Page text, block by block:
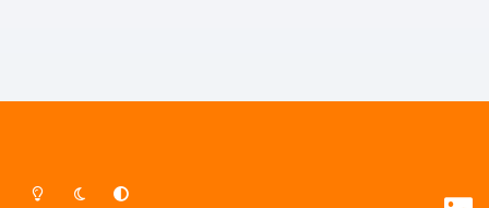
Lichte ModusDonkere ModusSysteemvoorkeur